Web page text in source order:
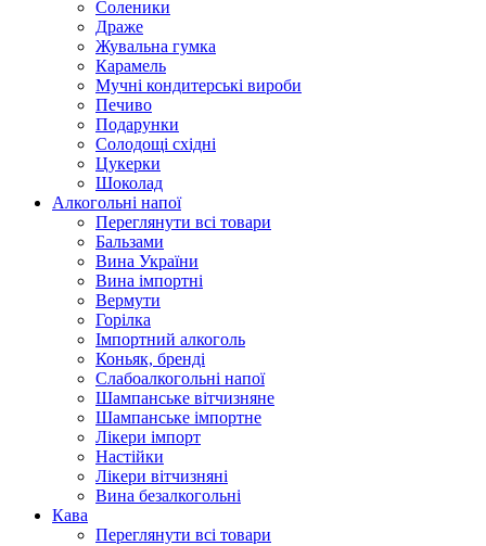
Соленики
Драже
Жувальнa гумка
Карамель
Мучні кондитерські вироби
Печиво
Подарунки
Солодощі східні
Цукерки
Шоколад
Алкогольні напої
Переглянути всі товари
Бальзами
Вина України
Вина імпортні
Вермути
Горілка
Імпортний алкоголь
Коньяк, бренді
Слабоалкогольні напої
Шампанське вітчизняне
Шампанське імпортне
Лікери імпорт
Настійки
Лікери вітчизняні
Вина безалкогольні
Кава
Переглянути всі товари